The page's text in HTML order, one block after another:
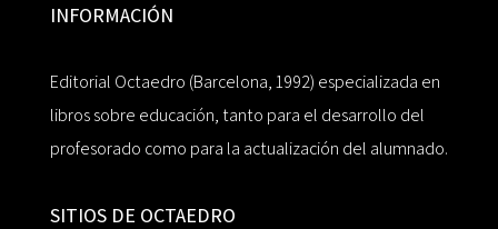
INFORMACIÓN
Editorial Octaedro (Barcelona, 1992) especializada en
libros sobre educación, tanto para el desarrollo del
profesorado como para la actualización del alumnado.
SITIOS DE OCTAEDRO